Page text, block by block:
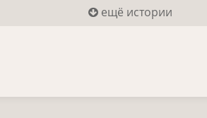
ещё истории